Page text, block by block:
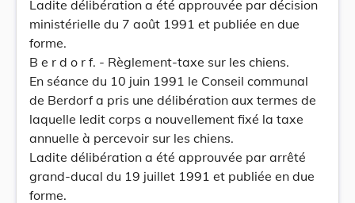
Ladite délibération a été approuvée par décision
ministérielle du 7 août 1991 et publiée en due
forme.
B e r d o r f. - Règlement-taxe sur les chiens.
En séance du 10 juin 1991 le Conseil communal
de Berdorf a pris une délibération aux termes de
laquelle ledit corps a nouvellement fixé la taxe
annuelle à percevoir sur les chiens.
Ladite délibération a été approuvée par arrêté
grand-ducal du 19 juillet 1991 et publiée en due
forme.